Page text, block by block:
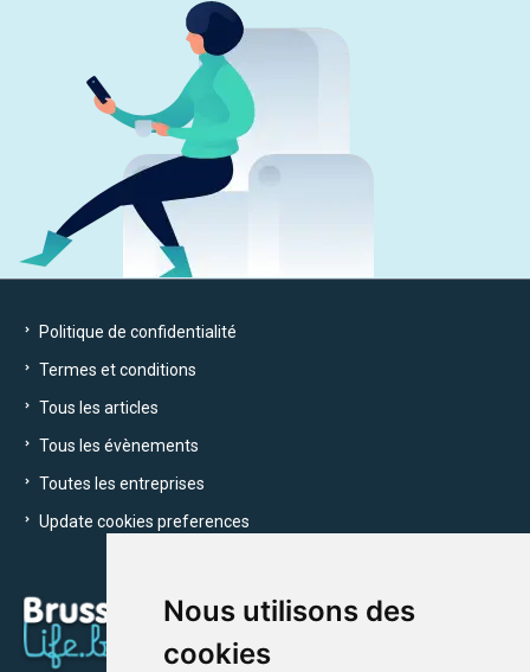
Nous utilisons des
cookies
Politique de confidentialité
Termes et conditions
Tous les articles
Tous les évènements
Toutes les entreprises
Update cookies preferences